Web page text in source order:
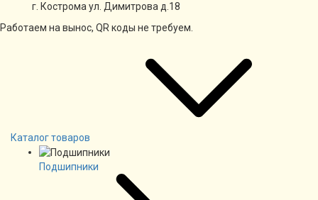
г. Кострома ул. Димитрова д.18
Работаем на вынос, QR коды не требуем.
Каталог товаров
Подшипники